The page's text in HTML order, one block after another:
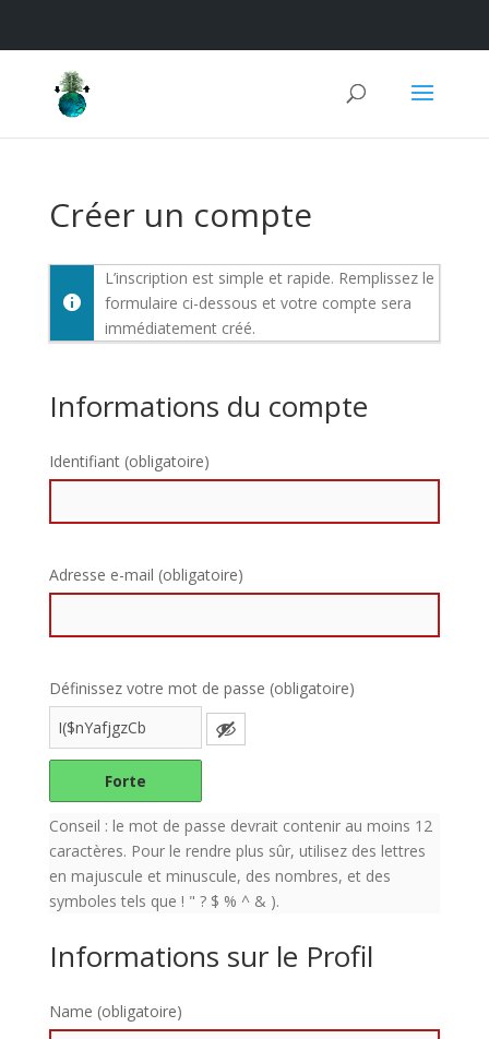
Créer un compte
L’inscription est simple et rapide. Remplissez le
formulaire ci-dessous et votre compte sera
immédiatement créé.
Informations du compte
Identifiant (obligatoire)
Adresse e-mail (obligatoire)
Définissez votre mot de passe (obligatoire)
Forte
Conseil : le mot de passe devrait contenir au moins 12
caractères. Pour le rendre plus sûr, utilisez des lettres
en majuscule et minuscule, des nombres, et des
symboles tels que ! " ? $ % ^ & ).
Informations sur le Profil
Name (obligatoire)